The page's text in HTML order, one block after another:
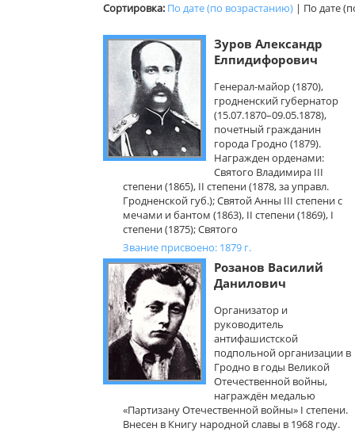
Сортировка: По дате (по возрастанию) | По дате
Зуров Александр
Елпидифорович
Генерал-майор (1870),
гродненский губернатор
(15.07.1870–09.05.1878),
почетный гражданин
города Гродно (1879).
Награжден орденами:
Святого Владимира III
степени (1865), II степени (1878, за управл.
Гродненской губ.); Святой Анны III степени с
мечами и бантом (1863), II степени (1869), I
степени (1875); Святого
Звание присвоено: 1879 г.
Розанов Василий
Данилович
Организатор и
руководитель
антифашистской
подпольной организации в
Гродно в годы Великой
Отечественной войны,
награждён медалью
«Партизану Отечественной войны» I степени.
Внесен в Книгу народной славы в 1968 году.